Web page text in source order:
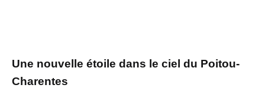
Une nouvelle étoile dans le ciel du Poitou-
Charentes